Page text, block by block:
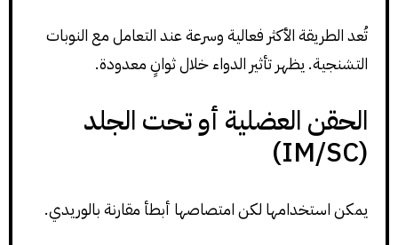
تُعد الطريقة الأكثر فعالية وسرعة عند التعامل مع النوبات
التشنجية. يظهر تأثير الدواء خلال ثوانٍ معدودة.
الحقن العضلية أو تحت الجلد
(IM/SC)
يمكن استخدامها لكن امتصاصها أبطأ مقارنة بالوريدي.